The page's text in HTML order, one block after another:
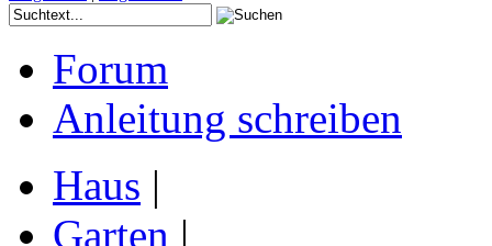
Forum
Anleitung schreiben
Haus |
Garten |